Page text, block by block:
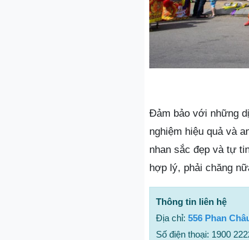
Đảm bảo với những
nghiệm hiệu quả và
nhan sắc đẹp và tự
hợp lý, phải chăng
Thông tin liên hệ
Địa chỉ: 556 Phan
Số điện thoại: 1900